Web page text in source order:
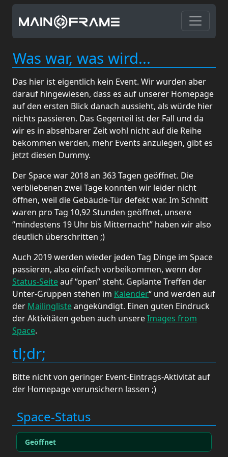
Was war, was wird...
Das hier ist eigentlich kein Event. Wir wurden aber
darauf hingewiesen, dass es auf unserer Homepage
auf den ersten Blick danach aussieht, als würde hier
nichts passieren. Das Gegenteil ist der Fall und da
wir es in absehbarer Zeit wohl nicht auf die Reihe
bekommen werden, mehr Events anzulegen, gibt es
jetzt diesen Dummy.
Der Space war 2018 an 363 Tagen geöffnet. Die
verbliebenen zwei Tage konnten wir leider nicht
öffnen, weil die Gebäude-Tür defekt war. Im Schnitt
waren pro Tag 10,92 Stunden geöffnet, unsere
“mindestens 19 Uhr bis Mitternacht” haben wir also
deutlich überschritten ;)
Auch 2019 werden wieder jeden Tag Dinge im Space
passieren, also einfach vorbeikommen, wenn der
Status-Seiteauf “open” steht. Geplante Treffen der
Unter-Gruppen stehen im Kalender“ und werden auf
der Mailinglisteangekündigt. Einen guten Eindruck
der Aktivitäten geben auch unsereImages from
Space.
tl;dr;
Bitte nicht von geringer Event-Eintrags-Aktivität auf
der Homepage verunsichern lassen ;)
Space-Status
Geöffnet